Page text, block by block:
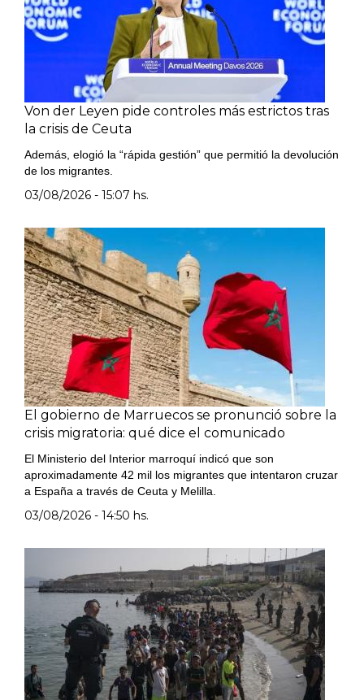
Von der Leyen pide controles más estrictos tras
la crisis de Ceuta
Además, elogió la “rápida gestión” que permitió la devolución
de los migrantes.
03/08/2026 - 15:07 hs.
El gobierno de Marruecos se pronunció sobre la
crisis migratoria: qué dice el comunicado
El Ministerio del Interior marroquí indicó que son
aproximadamente 42 mil los migrantes que intentaron cruzar
a España a través de Ceuta y Melilla.
03/08/2026 - 14:50 hs.